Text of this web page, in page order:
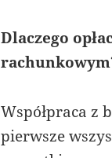
Dlaczego
Współpraca z
pierwsze